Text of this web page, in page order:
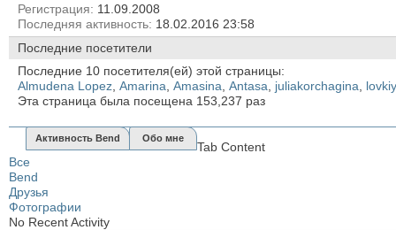
Регистрация
11.09.2008
Последняя активность 18.02.2016 23:58
Последние посетители
Последние 10 посетителя(ей) этой страницы:
Almudena Lopez Amarina Amasina Antasa juliakorchagina
Эта страница была посещена 153,237 раз
Активность Bend Обо мне
Tab Content
Все
Bend
Друзья
Фотографии
No Recent Activity